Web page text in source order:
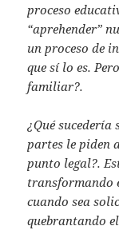
proceso
“aprehender”
un proceso de
que sí lo es.
familiar?.
¿Qué sucedería
partes le piden
punto legal?.
transformando
cuando sea
quebrantando